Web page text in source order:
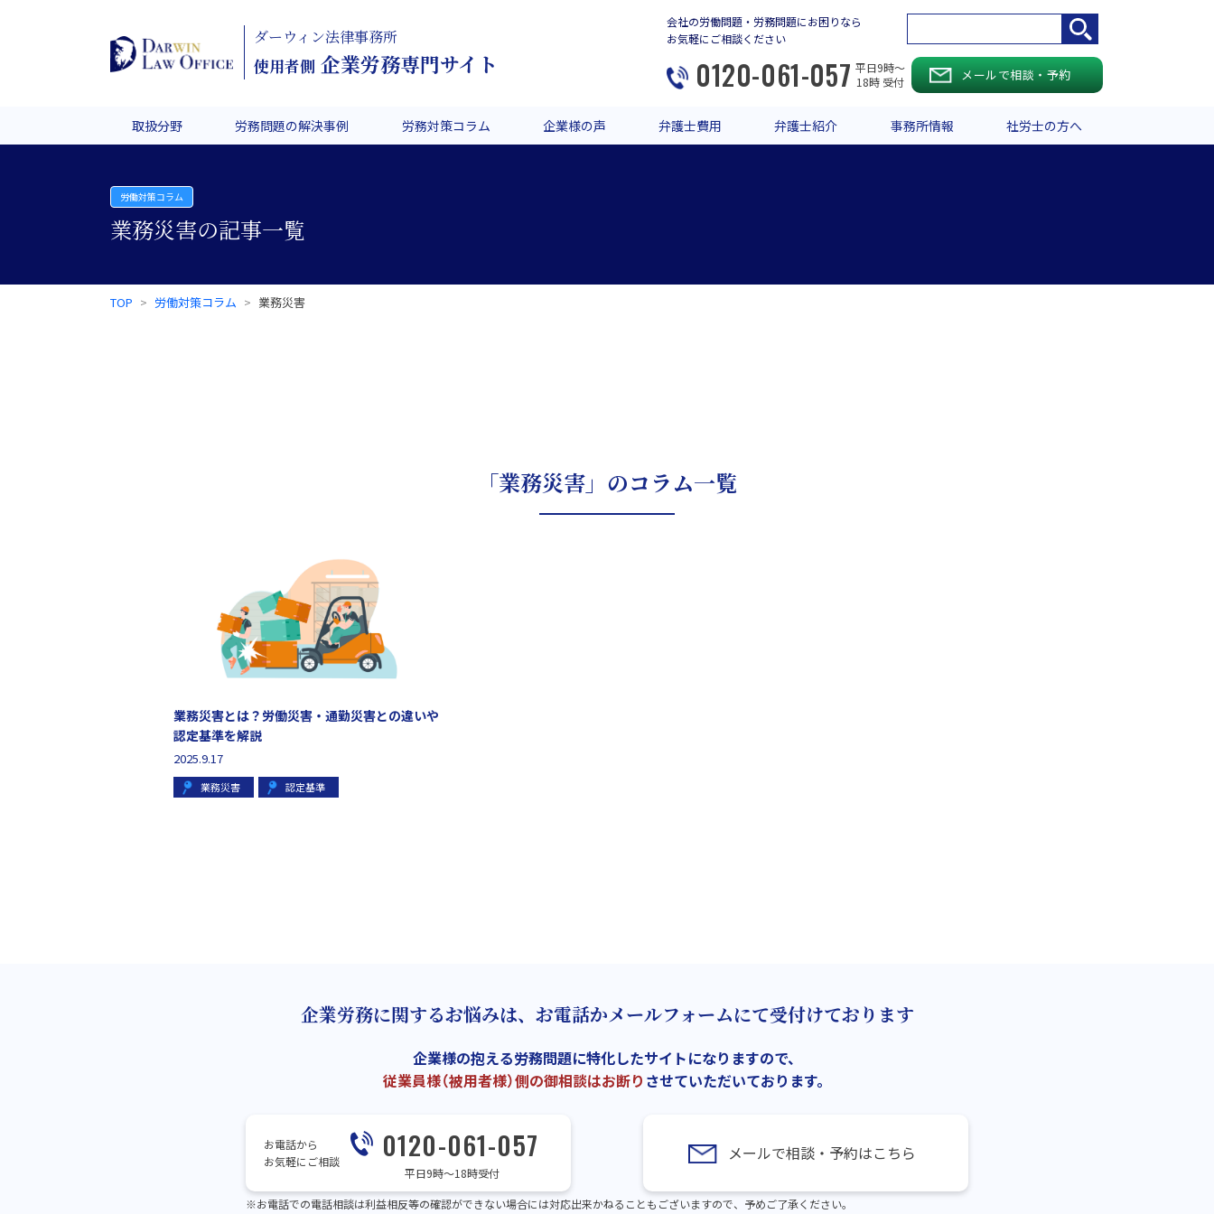
ダーウィン法律事務所
使用者側 企業労務専門サイト
会社の労働問題・労務問題にお困りなら
お気軽にご相談ください
0120-061-057 平日9時〜
18時 受付
メールで相談・予約
取扱分野 労務問題の解決事例 労務対策コラム 企業様の声 弁護士費用 弁護士紹介 事務所情報 社労士の方へ
労働対策コラム
業務災害の記事一覧
TOP 労働対策コラム 業務災害
「業務災害」のコラム一覧
業務災害とは？労働災害・通勤災害との違いや
認定基準を解説
2025.9.17
業務災害 認定基準
企業労務に関するお悩みは、お電話かメールフォームにて受付けております
企業様の抱える労務問題に特化したサイトになりますので、
従業員様（被用者様）側の御相談はお断り させていただいております。
お電話から
お気軽にご相談
0120-061-057
平日9時～18時受付
メールで相談・予約はこちら
※お電話での電話相談は利益相反等の確認ができない場合には対応出来かねることもございますので、予めご了承ください。